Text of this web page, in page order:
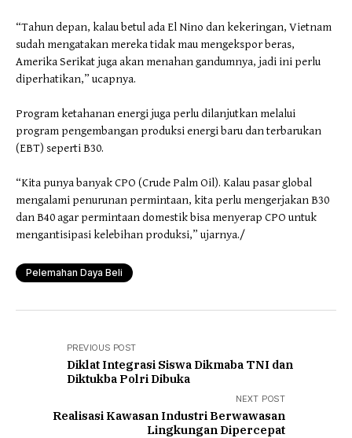
“Tahun depan, kalau betul ada El Nino dan kekeringan, Vietnam
sudah mengatakan mereka tidak mau mengekspor beras,
Amerika Serikat juga akan menahan gandumnya, jadi ini perlu
diperhatikan,” ucapnya.
Program ketahanan energi juga perlu dilanjutkan melalui
program pengembangan produksi energi baru dan terbarukan
(EBT) seperti B30.
“Kita punya banyak CPO (Crude Palm Oil). Kalau pasar global
mengalami penurunan permintaan, kita perlu mengerjakan B30
dan B40 agar permintaan domestik bisa menyerap CPO untuk
mengantisipasi kelebihan produksi,” ujarnya./
Pelemahan Daya Beli
PREVIOUS POST
Diklat Integrasi Siswa Dikmaba TNI dan
Diktukba Polri Dibuka
NEXT POST
Realisasi Kawasan Industri Berwawasan
Lingkungan Dipercepat